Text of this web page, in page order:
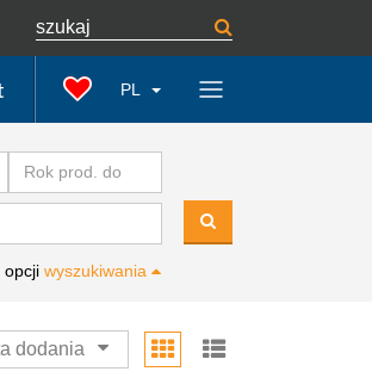
PL
opcji wyszukiwania
dodania